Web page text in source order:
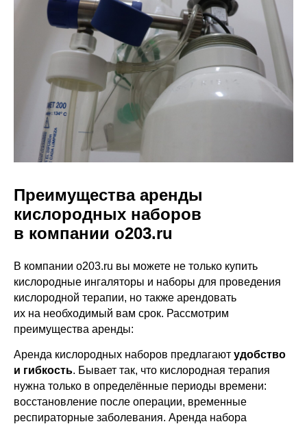
Преимущества аренды
кислородных наборов
в компании o203.ru
В компании o203.ru вы можете не только купить
кислородные ингаляторы и наборы для проведения
кислородной терапии, но также арендовать
их на необходимый вам срок. Рассмотрим
преимущества аренды:
Аренда кислородных наборов предлагают удобство
и гибкость. Бывает так, что кислородная терапия
нужна только в определённые периоды времени:
восстановление после операции, временные
респираторные заболевания. Аренда набора